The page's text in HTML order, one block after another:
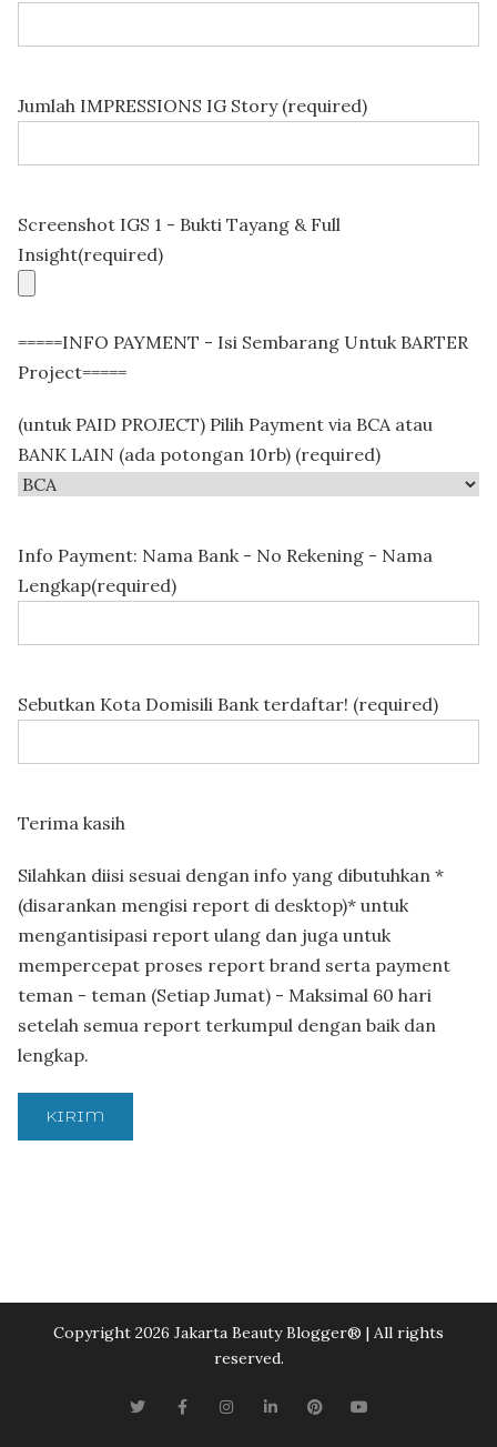
Jumlah IMPRESSIONS IG Story (required)
Screenshot IGS 1 - Bukti Tayang & Full
Insight(required)
=====INFO PAYMENT - Isi Sembarang Untuk BARTER
Project=====
(untuk PAID PROJECT) Pilih Payment via BCA atau
BANK LAIN (ada potongan 10rb) (required)
Info Payment: Nama Bank - No Rekening - Nama
Lengkap(required)
Sebutkan Kota Domisili Bank terdaftar! (required)
Terima kasih
Silahkan diisi sesuai dengan info yang dibutuhkan *
(disarankan mengisi report di desktop)* untuk
mengantisipasi report ulang dan juga untuk
mempercepat proses report brand serta payment
teman - teman (Setiap Jumat) - Maksimal 60 hari
setelah semua report terkumpul dengan baik dan
lengkap.
Copyright 2026 Jakarta Beauty Blogger®️ | All rights
reserved.